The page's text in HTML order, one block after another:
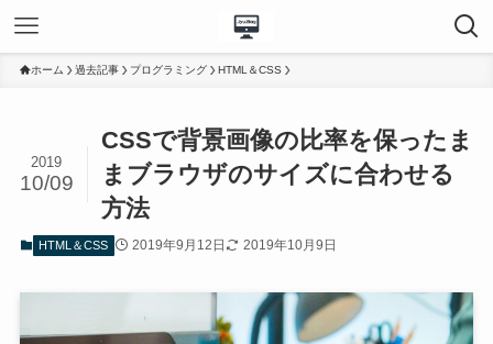
ホーム 過去記事 プログラミング HTML＆CSS
CSSで背景画像の比率を保ったま
まブラウザのサイズに合わせる
方法
2019
10/09
HTML＆CSS 2019年9月12日 2019年10月9日